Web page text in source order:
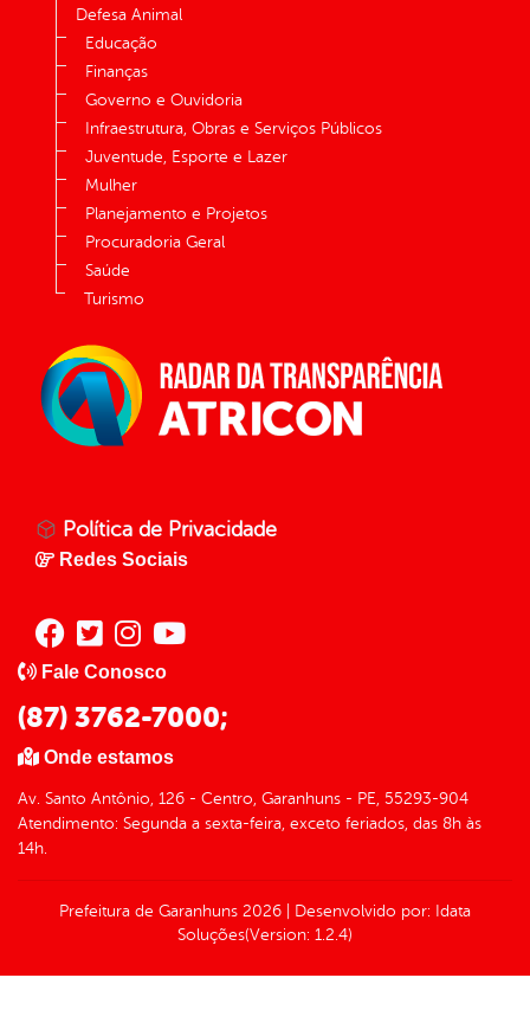
Defesa Animal
Educação
Finanças
Governo e Ouvidoria
Infraestrutura, Obras e Serviços Públicos
Juventude, Esporte e Lazer
Mulher
Planejamento e Projetos
Procuradoria Geral
Saúde
Turismo
Política de Privacidade
Redes Sociais
Fale Conosco
(87) 3762-7000;
Onde estamos
Av. Santo Antônio, 126 - Centro, Garanhuns - PE, 55293-904
Atendimento: Segunda a sexta-feira, exceto feriados, das 8h às
14h.
Prefeitura de Garanhuns 2026 Desenvolvido por: Idata
Soluções(Version: 1.2.4)